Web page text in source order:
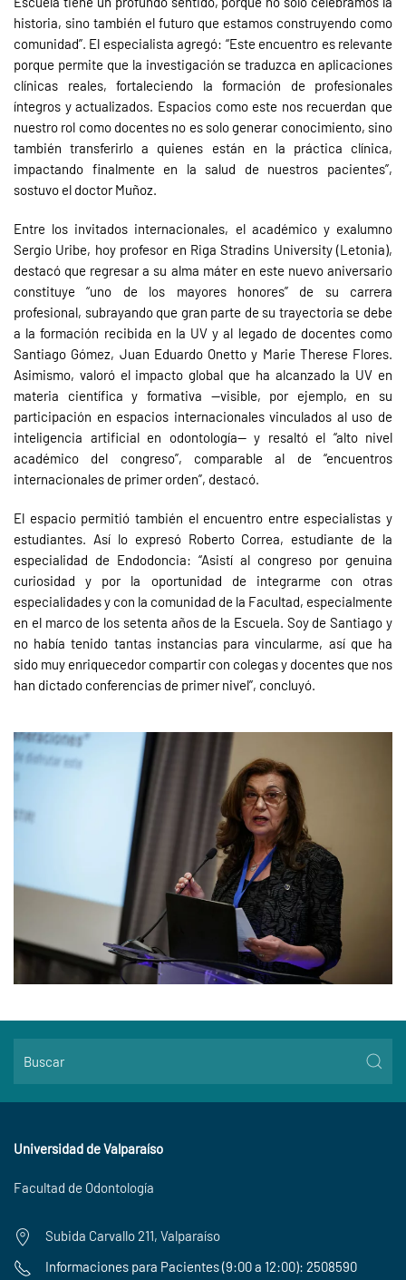
historia, sino también el futuro que estamos construyendo como
comunidad”. El especialista agregó: “Este encuentro es relevante
porque permite que la investigación se traduzca en aplicaciones
clínicas reales, fortaleciendo la formación de profesionales
íntegros y actualizados. Espacios como este nos recuerdan que
nuestro rol como docentes no es solo generar conocimiento, sino
también transferirlo a quienes están en la práctica clínica,
impactando finalmente en la salud de nuestros pacientes”,
sostuvo el doctor Muñoz.
Entre los invitados internacionales, el académico y exalumno
Sergio Uribe, hoy profesor en Riga Stradins University (Letonia),
destacó que regresar a su alma máter en este nuevo aniversario
constituye “uno de los mayores honores” de su carrera
profesional, subrayando que gran parte de su trayectoria se debe
a la formación recibida en la UV y al legado de docentes como
Santiago Gómez, Juan Eduardo Onetto y Marie Therese Flores.
Asimismo, valoró el impacto global que ha alcanzado la UV en
materia científica y formativa —visible, por ejemplo, en su
participación en espacios internacionales vinculados al uso de
inteligencia artificial en odontología— y resaltó el “alto nivel
académico del congreso”, comparable al de “encuentros
internacionales de primer orden”, destacó.
El espacio permitió también el encuentro entre especialistas y
estudiantes. Así lo expresó Roberto Correa, estudiante de la
especialidad de Endodoncia: “Asistí al congreso por genuina
curiosidad y por la oportunidad de integrarme con otras
especialidades y con la comunidad de la Facultad, especialmente
en el marco de los setenta años de la Escuela. Soy de Santiago y
no había tenido tantas instancias para vincularme, así que ha
sido muy enriquecedor compartir con colegas y docentes que nos
han dictado conferencias de primer nivel”, concluyó.
Universidad de Valparaíso
Facultad de Odontología
Subida Carvallo 211, Valparaíso
Informaciones para Pacientes (9:00 a 12:00): 2508590